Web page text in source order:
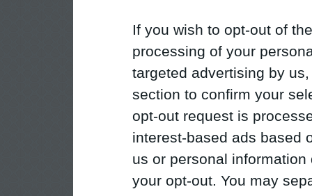
If you wish to opt-out of
processing of your
targeted advertising by
section to confirm your
opt-out request is
interest-based ads based
us or personal
your opt-out. You may